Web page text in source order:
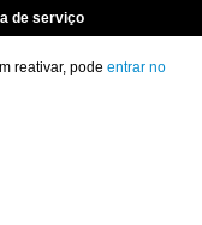
de serviço
reativar, pode entrar no